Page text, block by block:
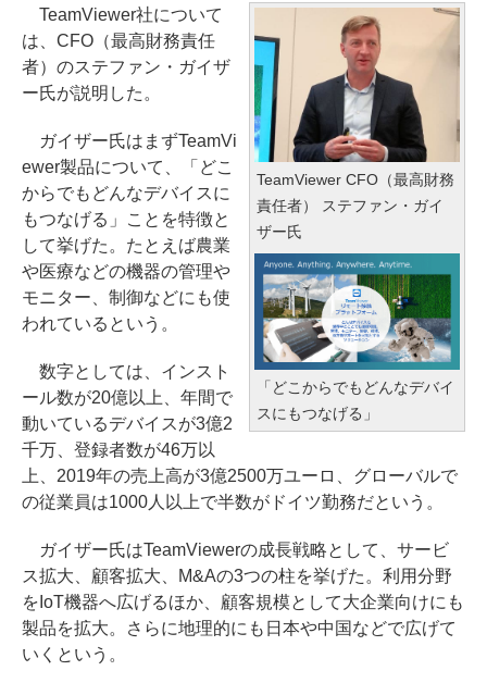
TeamViewer CFO（最高財務
責任者） ステファン・ガイ
ザー氏
「どこからでもどんなデバイ
スにもつなげる」
TeamViewer社について
は、CFO（最高財務責任
者）のステファン・ガイザ
ー氏が説明した。
ガイザー氏はまずTeamVi
ewer製品について、「どこ
からでもどんなデバイスに
もつなげる」ことを特徴と
して挙げた。たとえば農業
や医療などの機器の管理や
モニター、制御などにも使
われているという。
数字としては、インスト
ール数が20億以上、年間で
動いているデバイスが3億2
千万、登録者数が46万以
上、2019年の売上高が3億2500万ユーロ、グローバルで
の従業員は1000人以上で半数がドイツ勤務だという。
ガイザー氏はTeamViewerの成長戦略として、サービ
ス拡大、顧客拡大、M&Aの3つの柱を挙げた。利用分野
をIoT機器へ広げるほか、顧客規模として大企業向けにも
製品を拡大。さらに地理的にも日本や中国などで広げて
いくという。